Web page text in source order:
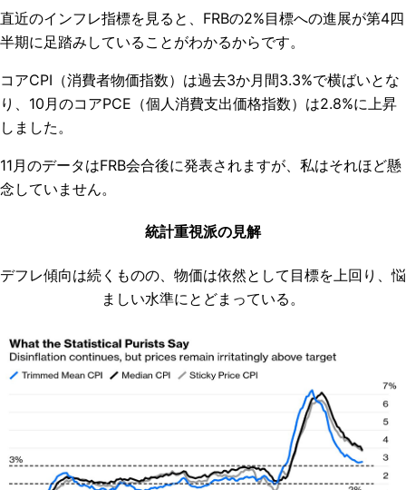
直近のインフレ指標を見ると、FRBの2%目標への進展が第4四
半期に足踏みしていることがわかるからです。
コアCPI（消費者物価指数）は過去3か月間3.3%で横ばいとな
り、10月のコアPCE（個人消費支出価格指数）は2.8%に上昇
しました。
11月のデータはFRB会合後に発表されますが、私はそれほど懸
念していません。
統計重視派の見解
デフレ傾向は続くものの、物価は依然として目標を上回り、悩
ましい水準にとどまっている。